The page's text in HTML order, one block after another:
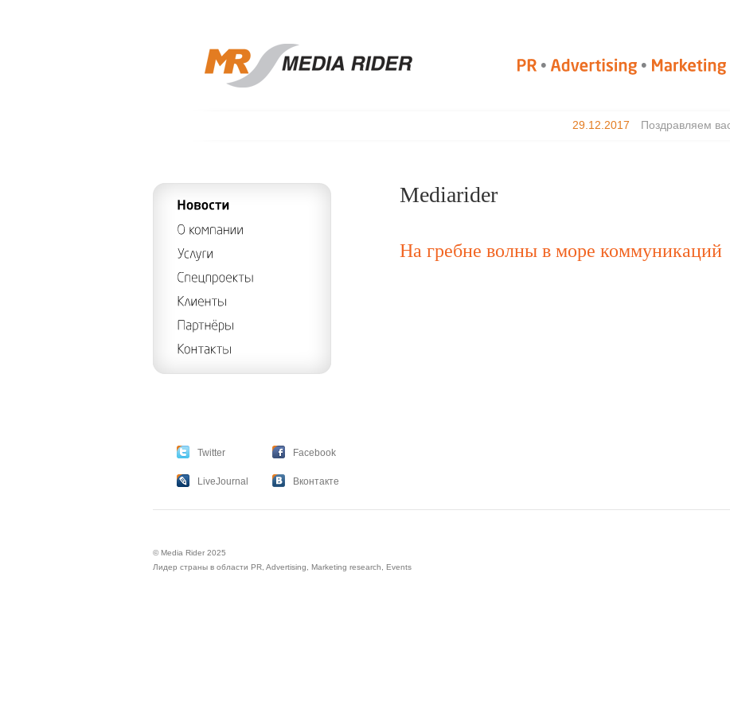
29.12.2017 Поздравляем
Mediarider
На гребне волны в море коммуникаций
Twitter Facebook
LiveJournal Вконтакте
© Media Rider 2025
Лидер страны в области PR, Advertising, Marketing research, Events